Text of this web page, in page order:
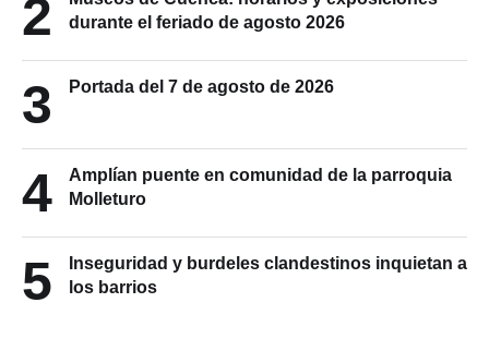
2
durante el feriado de agosto 2026
3 Portada del 7 de agosto de 2026
4
Amplían puente en comunidad de la parroquia
Molleturo
5
Inseguridad y burdeles clandestinos inquietan a
los barrios